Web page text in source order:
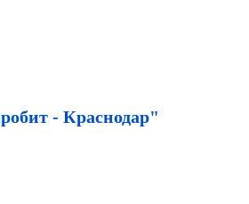
- Краснодар"